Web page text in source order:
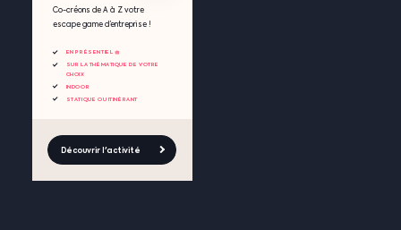
Co-créons de A à Z votre
escape game d’entreprise !
EN PRÉSENTIEL 🧺
SUR LA THÉMATIQUE DE VOTRE
CHOIX
INDOOR
STATIQUE OU ITINÉRANT
Découvrir l'activité